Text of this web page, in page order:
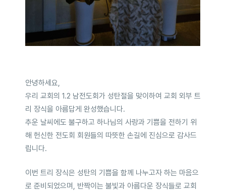
안녕하세요,
우리 교회의 1.2 남전도회가 성탄절을 맞이하여 교회 외부 트
리 장식을 아름답게 완성했습니다.
추운 날씨에도 불구하고 하나님의 사랑과 기쁨을 전하기 위
해 헌신한 전도회 회원들의 따뜻한 손길에 진심으로 감사드
립니다.
이번 트리 장식은 성탄의 기쁨을 함께 나누고자 하는 마음으
로 준비되었으며, 반짝이는 불빛과 아름다운 장식들로 교회